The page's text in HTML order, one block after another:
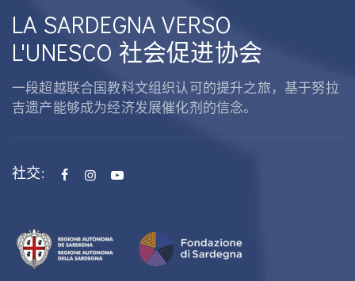
LA SARDEGNA VERSO
L'UNESCO 社会促进协会
一段超越联合国教科文组织认可的提升之旅，基于努拉
吉遗产能够成为经济发展催化剂的信念。
社交: